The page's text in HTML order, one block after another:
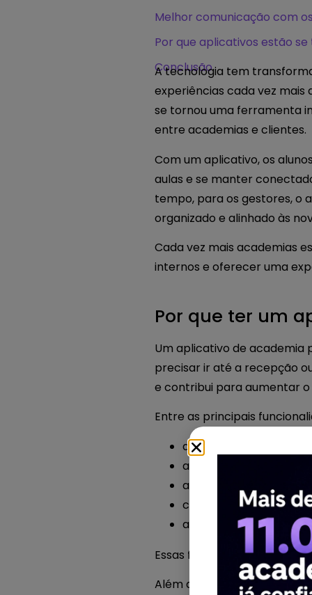
Melhor comunicação com
Por que aplicativos estão
Conclusão
A tecnologia tem
experiências cada vez mais
se tornou uma ferramenta
entre academias e clientes.
Com um aplicativo, os
aulas e se manter
tempo, para os gestores, o
organizado e alinhado às
Cada vez mais academias
internos e oferecer uma
Por que ter um
Um aplicativo de academia
precisar ir até a recepção
e contribui para aumentar
Entre as principais
acesso ao treino
acompanhamento da
agendamento de aulas
comunicação direta
acesso a conteúdos e
Essas funcionalidades
Além disso, academias que